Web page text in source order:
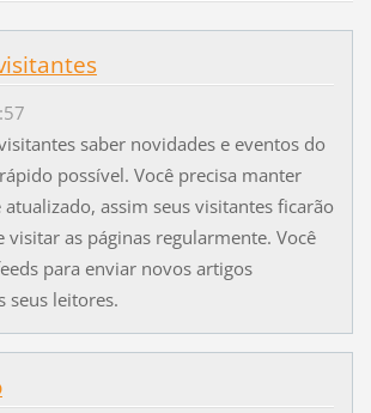
saber novidades e eventos do
possível. Você precisa manter
atualizado, assim seus visitantes ficarão
visitar as páginas regularmente. Você
para enviar novos artigos
seus leitores.